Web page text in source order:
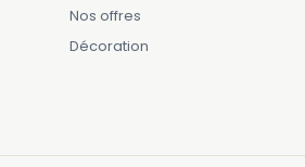
Nos offres
Décoration